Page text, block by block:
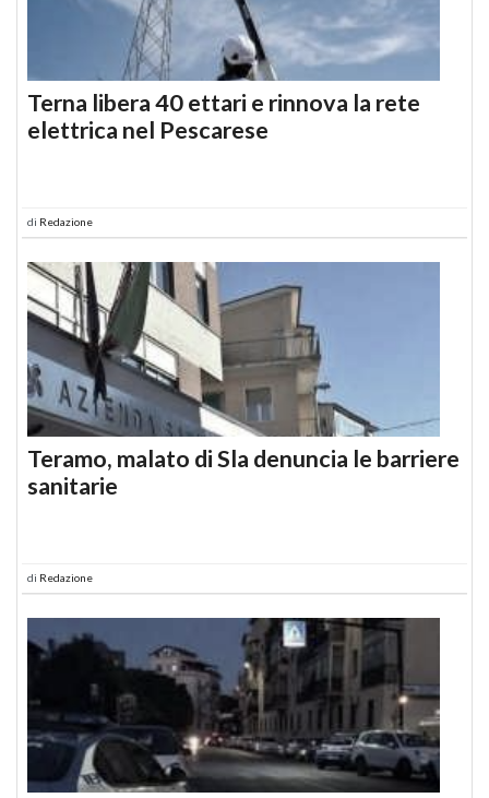
Terna libera 40 ettari e rinnova la rete
elettrica nel Pescarese
di Redazione
Teramo, malato di Sla denuncia le barriere
sanitarie
di Redazione